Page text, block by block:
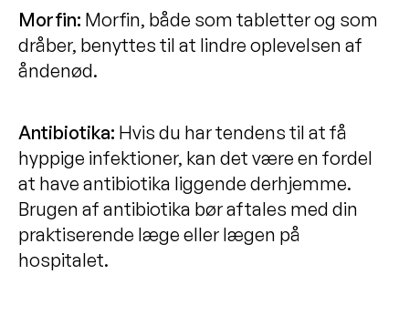
Morfin: Morfin, både som tabletter og som
dråber, benyttes til at lindre oplevelsen af
åndenød.
Antibiotika: Hvis du har tendens til at få
hyppige infektioner, kan det være en fordel
at have antibiotika liggende derhjemme.
Brugen af antibiotika bør aftales med din
praktiserende læge eller lægen på
hospitalet.